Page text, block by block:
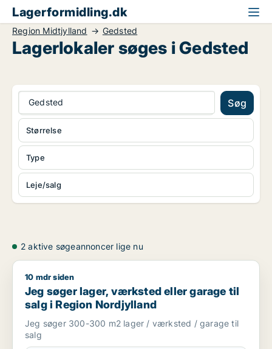
Lagerformidling.dk
Region Midtjylland Gedsted
Lagerlokaler søges i Gedsted
Gedsted Søg
Type
Leje/salg
Størrelse
2 aktive søgeannoncer lige nu
Jeg søger lager, værksted eller garage til salg i Region
10 mdr siden
Jeg søger lager, værksted eller garage til
salg i Region Nordjylland
Jeg søger 300-300 m2 lager / værksted / garage til
salg